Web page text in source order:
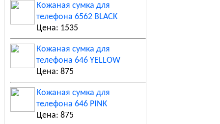
Кожаная сумка для
телефона 6562 BLACK
Цена: 1535
Кожаная сумка для
телефона 646 YELLOW
Цена: 875
Кожаная сумка для
телефона 646 PINK
Цена: 875